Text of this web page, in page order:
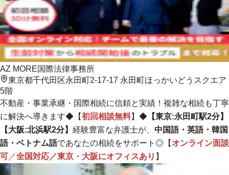
AZ MORE国際法律事務所
東京都千代田区永田町2-17-17 永田町ほっかいどうスクエア
5階
不動産・事業承継・国際相続に信頼と実績！複雑な相続も丁寧
に解決へ導きます◆【初回相談無料】◆ 【東京:永田町駅2分】
【大阪:北浜駅2分】 経験豊富な弁護士が、 中国語・英語・韓国
語・ベトナム語であなたの相続をサポート◎【 オンライン面談
可 ／全国対応／東京・大阪にオフィスあり 】